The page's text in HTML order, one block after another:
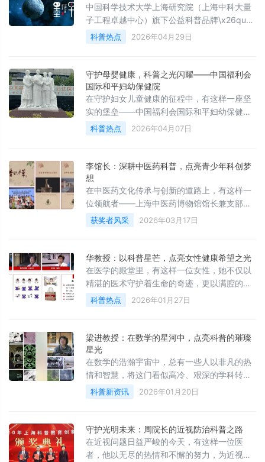
中国科学技术大学上海研究院（上海中科大量
子工程卓越中心）旗下公益科普品牌\x26quot;
墨子沙龙\x26quot;荣获2019年上海科普教育
科普热点 2026年04月29日
守护母婴健康，科普之光闪耀——中国福利会
国际和平妇幼保健院
在守护妇女儿童健康的征程中，有这样一座坚
实的堡垒——中国福利会国际和平妇幼保健
院，凭借卓越的科普贡献，荣获2015年上海科
普教育创新奖科普贡献奖（组织）一等奖，成
科普热点 2026年04月07日
李馆长：深耕中医药科普，点亮青少年科创梦
想
在中医药文化传承与创新的道路上，有这样一
位领航者——上海中医药博物馆馆长兼支部书
记李赣。
获奖者风采 2026年03月17日
华教授：以科普星芒，点亮女性健康希望之光
在医学的殿堂里，有这样一位女性，她不仅以
精湛的医术守护着生命的奇迹，更以满腔的热
情和不懈的努力，在科普的道路上...
科普热点 2026年01月27日
梁进教授：在数学的星河中，点亮科普的璀璨
星光
在数学的浩瀚宇宙中，总有一些人以非凡的热
情和智慧，将这门看似高冷、艰深的学科转化
为大众触手可及的知识瑰宝。
科普新资讯 2026年01月20日
守护光明未来：周院长的近视防治科普之路
在近视问题日益严峻的今天，有这样一位医
者，他以无尽的热情和不懈的努力，为近视患